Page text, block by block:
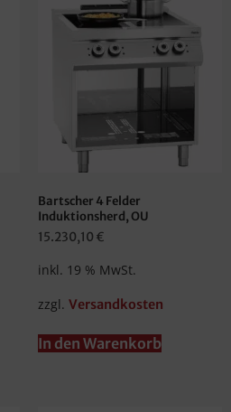
Bartscher 4 Felder
Induktionsherd, OU
15.230,10 €
inkl. 19 % MwSt.
zzgl. Versandkosten
In den Warenkorb